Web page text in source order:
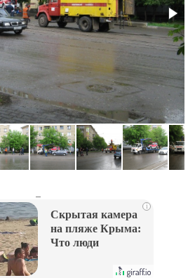
i
Скрытая камера
на пляже Крыма:
Что люди
их не видят...